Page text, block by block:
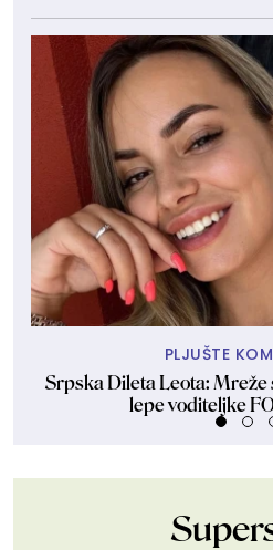
PLJUŠTE
Srpska Dileta Leota: Mreže
lepe voditeljke